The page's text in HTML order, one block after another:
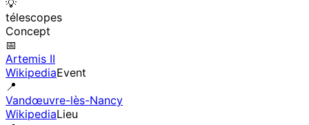
💡
télescopes
Concept
📅
Artemis II
WikipediaEvent
📍
Vandœuvre-lès-Nancy
WikipediaLieu